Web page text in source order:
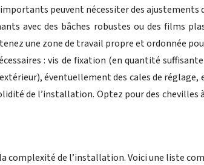
peuvent nécessiter des ajustements
avec des bâches robustes ou des films
une zone de travail propre et ordonnée
: vis de fixation (en quantité
éventuellement des cales de réglage,
de l’installation. Optez pour des
complexité de l’installation. Voici une liste